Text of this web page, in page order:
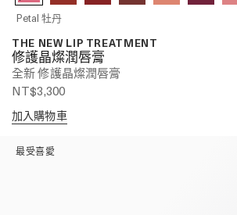
Petal 牡丹
THE NEW LIP TREATMENT
修護晶燦潤唇膏
全新 修護晶燦潤唇膏
NT$3,300
加入購物車
最受喜愛